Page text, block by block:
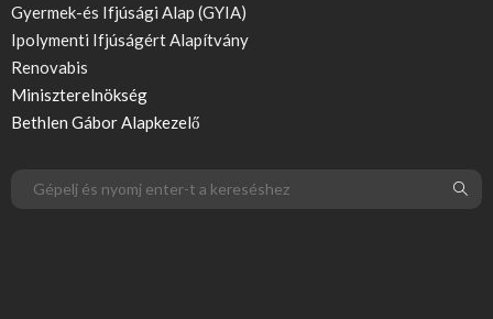
Gyermek-és Ifjúsági Alap (GYIA)
Ipolymenti Ifjúságért Alapítvány
Renovabis
Miniszterelnökség
Bethlen Gábor Alapkezelő